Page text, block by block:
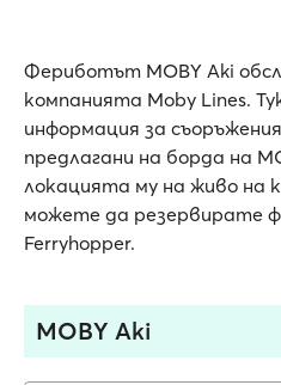
Фериботът MOBY Aki
компанията Moby Lines.
информация за
предлагани на борда на
локацията му на живо на
можете да резервирате
Ferryhopper.
MOBY Aki